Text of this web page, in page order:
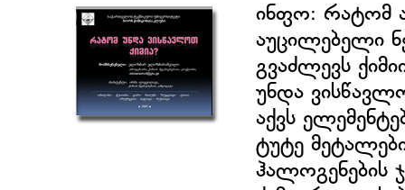
ინფო: რატომ
აუცილებელი
გვაძლევს
უნდა
აქვს
ტუტე
ჰალოგენების